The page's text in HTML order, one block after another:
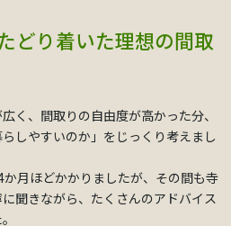
どり着いた理想の間取
く、間取りの自由度が高かった分、
しやすいのか」をじっくり考えまし
月ほどかかりましたが、その間も寺
聞きながら、たくさんのアドバイス